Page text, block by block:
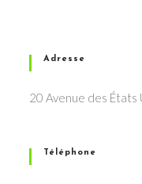
Adresse
20 Avenue des
Téléphone